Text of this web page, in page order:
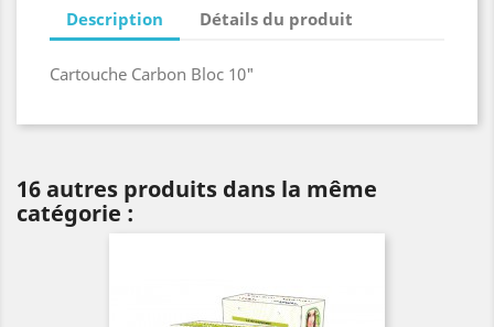
Description Détails du produit
Cartouche Carbon Bloc 10"
16 autres produits dans la même
catégorie :